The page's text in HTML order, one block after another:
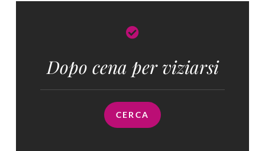
Dopo cena per viziarsi
CERCA